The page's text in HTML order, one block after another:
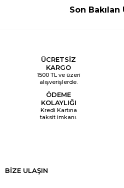
Son
ÜCRETSİZ
KARGO
1500 TL ve üzeri
alışverişlerde.
ÖDEME
KOLAYLIĞI
Kredi Kartına
taksit imkanı.
BİZE ULAŞIN